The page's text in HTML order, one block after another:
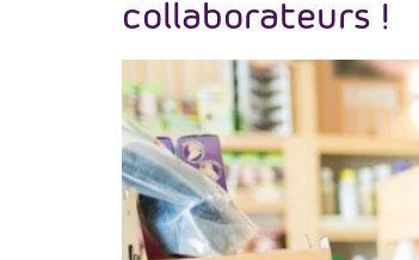
collaborateurs !